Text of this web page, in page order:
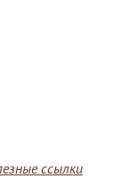
ссылки